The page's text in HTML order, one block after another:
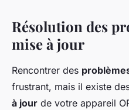
Résolution des
mise à jour
Rencontrer des
frustrant, mais il existe
à jour de votre appareil